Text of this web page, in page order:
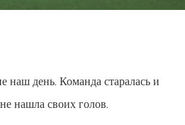
наш день. Команда старалась и
нашла своих голов.